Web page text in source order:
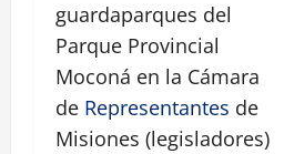
guardaparques del
Parque Provincial
Moconá en la Cámara
de Representantes de
Misiones (legisladores)